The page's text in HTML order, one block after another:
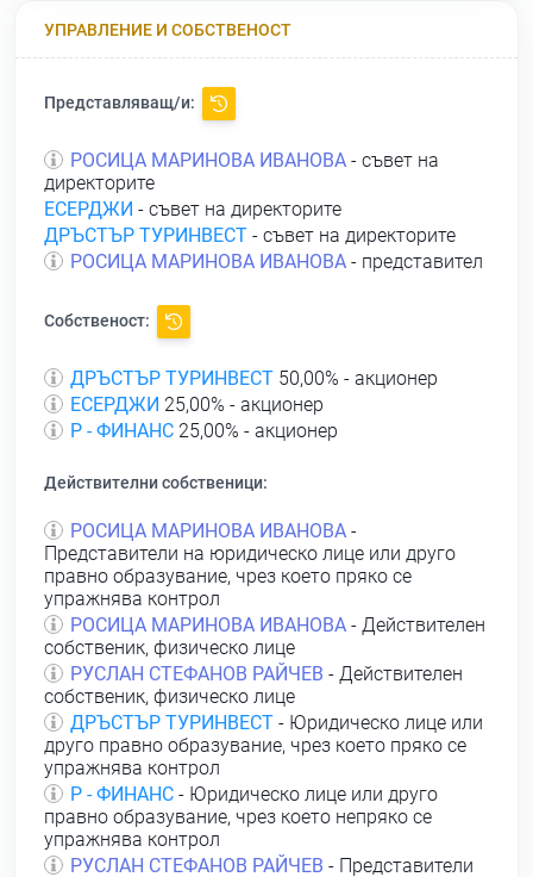
УПРАВЛЕНИЕ И СОБСТВЕНОСТ
Представляващ/и:
РОСИЦА МАРИНОВА ИВАНОВА - съвет на
директорите
ЕСЕРДЖИ - съвет на директорите
ДРЪСТЪР ТУРИНВЕСТ - съвет на директорите
РОСИЦА МАРИНОВА ИВАНОВА - представител
Собственост:
ДРЪСТЪР ТУРИНВЕСТ 50,00% - акционер
ЕСЕРДЖИ 25,00% - акционер
Р - ФИНАНС 25,00% - акционер
Действителни собственици:
РОСИЦА МАРИНОВА ИВАНОВА -
Представители на юридическо лице или друго
правно образувание, чрез което пряко се
упражнява контрол
РОСИЦА МАРИНОВА ИВАНОВА - Действителен
собственик, физическо лице
РУСЛАН СТЕФАНОВ РАЙЧЕВ - Действителен
собственик, физическо лице
ДРЪСТЪР ТУРИНВЕСТ - Юридическо лице или
друго правно образувание, чрез което пряко се
упражнява контрол
Р - ФИНАНС - Юридическо лице или друго
правно образувание, чрез което непряко се
упражнява контрол
РУСЛАН СТЕФАНОВ РАЙЧЕВ - Представители